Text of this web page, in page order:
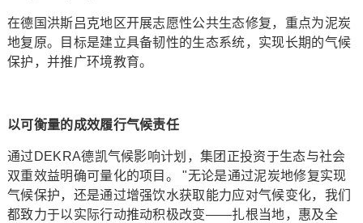
在德国洪斯吕克地区开展志愿性公共生态修复，重点为泥炭
地复原。目标是建立具备韧性的生态系统，实现长期的气候
保护，并推广环境教育。
以可衡量的成效履行气候责任
通过DEKRA德凯气候影响计划，集团正投资于生态与社会
双重效益明确可量化的项目。 "无论是通过泥炭地修复实现
气候保护，还是通过增强饮水获取能力应对气候变化，我们
都致力于以实际行动推动积极改变——扎根当地，惠及全